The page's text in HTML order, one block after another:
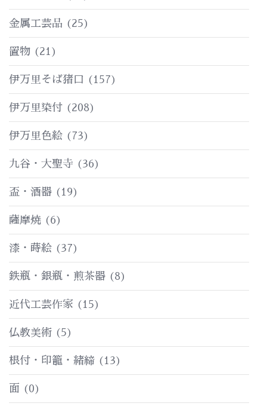
金属工芸品 (25)
置物 (21)
伊万里そば猪口 (157)
伊万里染付 (208)
伊万里色絵 (73)
九谷・大聖寺 (36)
盃・酒器 (19)
薩摩焼 (6)
漆・蒔絵 (37)
鉄瓶・銀瓶・煎茶器 (8)
近代工芸作家 (15)
仏教美術 (5)
根付・印籠・緒締 (13)
面 (0)